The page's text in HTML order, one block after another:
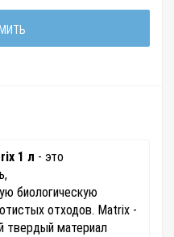
1 л - это
биологическую
отходов. Matrix -
твердый материал